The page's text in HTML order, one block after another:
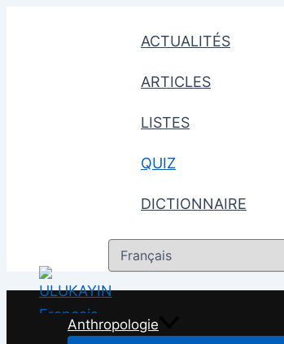
ACTUALITÉS
ARTICLES
LISTES
QUIZ
DICTIONNAIRE
Choisir
une
Anthropologie